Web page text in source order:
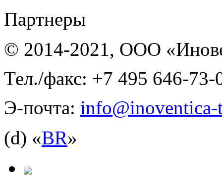
Партнеры
© 2014-2021, ООО
Тел./факс: +7 495 646-73-
Э-почта: info@inoventica-
(d) «BR»